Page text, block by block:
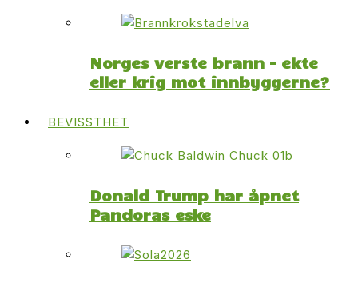
Norges verste brann – ekte
eller krig mot innbyggerne?
BEVISSTHET
Donald Trump har åpnet
Pandoras eske